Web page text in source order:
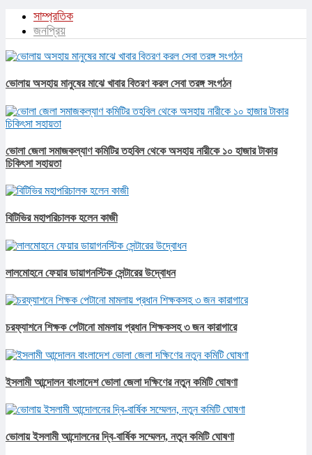
সাম্প্রতিক
জনপ্রিয়
ভোলায় অসহায় মানুষের মাঝে খাবার বিতরণ করল সেবা তরঙ্গ সংগঠন
ভোলা জেলা সমাজকল্যাণ কমিটির তহবিল থেকে অসহায় নারীকে ১০ হাজার টাকার
চিকিৎসা সহায়তা
বিটিভির মহাপরিচালক হলেন কাজী
লালমোহনে ফেয়ার ডায়াগনস্টিক সেন্টারের উদ্বোধন
চরফ্যাশনে শিক্ষক পেটানো মামলায় প্রধান শিক্ষকসহ ৩ জন কারাগারে
ইসলামী আন্দোলন বাংলাদেশ ভোলা জেলা দক্ষিণের নতুন কমিটি ঘোষণা
ভোলায় ইসলামী আন্দোলনের দ্বি-বার্ষিক সম্মেলন, নতুন কমিটি ঘোষণা